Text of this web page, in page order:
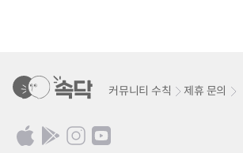
커뮤니티 수칙 제휴 문의